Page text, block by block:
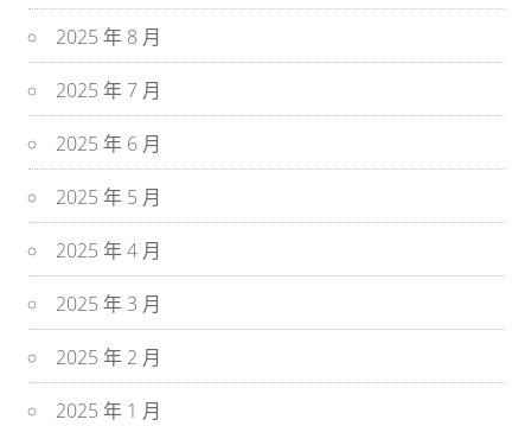
2025 年 8 月
2025 年 7 月
2025 年 6 月
2025 年 5 月
2025 年 4 月
2025 年 3 月
2025 年 2 月
2025 年 1 月